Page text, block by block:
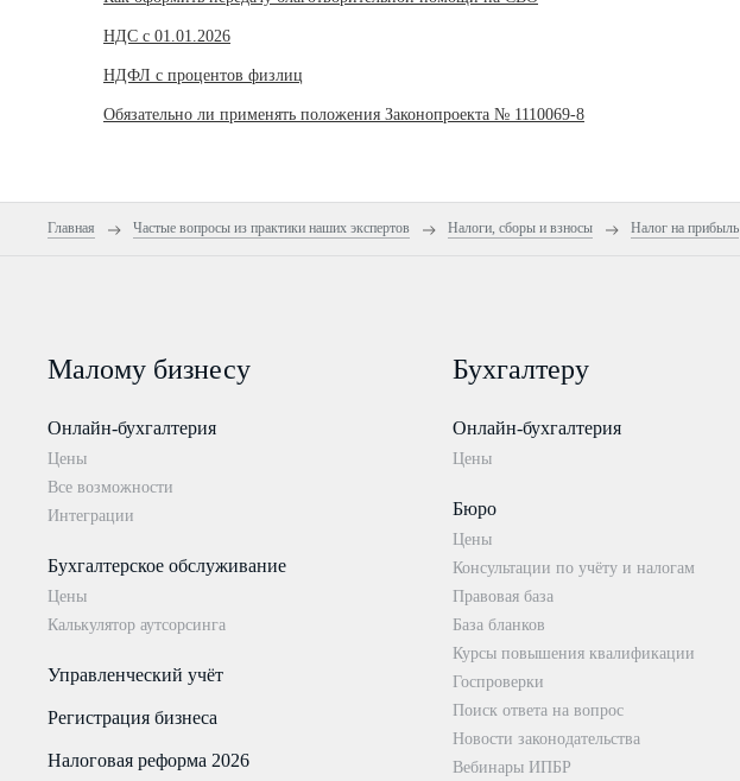
НДС с 01.01.2026
НДФЛ с процентов физлиц
Обязательно ли применять положения Законопроекта № 1110069-8
Главная Частые вопросы из практики наших экспертов Налоги, сборы и взносы Налог на прибыль
Малому бизнесу
Онлайн-бухгалтерия
Цены
Все возможности
Интеграции
Бухгалтерское обслуживание
Цены
Калькулятор аутсорсинга
Управленческий учёт
Регистрация бизнеса
Налоговая реформа 2026
Бухгалтеру
Онлайн-бухгалтерия
Цены
Бюро
Цены
Консультации по учёту и налогам
Правовая база
База бланков
Курсы повышения квалификации
Госпроверки
Поиск ответа на вопрос
Новости законодательства
Вебинары ИПБР